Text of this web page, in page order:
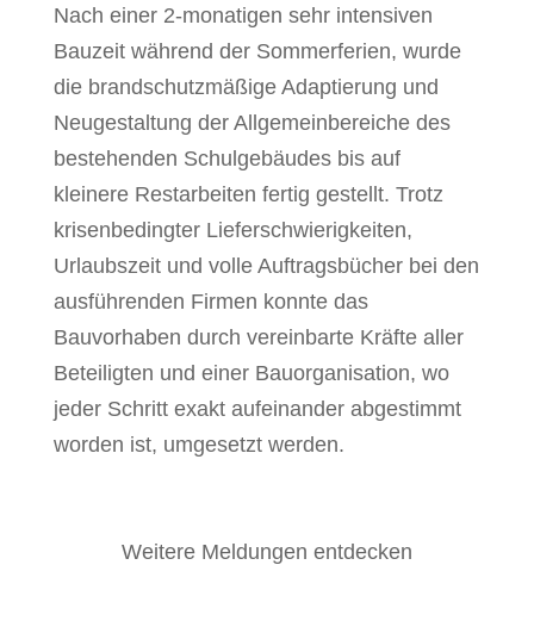
Nach einer 2-monatigen sehr intensiven
Bauzeit während der Sommerferien, wurde
die brandschutzmäßige Adaptierung und
Neugestaltung der Allgemeinbereiche des
bestehenden Schulgebäudes bis auf
kleinere Restarbeiten fertig gestellt. Trotz
krisenbedingter Lieferschwierigkeiten,
Urlaubszeit und volle Auftragsbücher bei den
ausführenden Firmen konnte das
Bauvorhaben durch vereinbarte Kräfte aller
Beteiligten und einer Bauorganisation, wo
jeder Schritt exakt aufeinander abgestimmt
worden ist, umgesetzt werden.
Weitere Meldungen entdecken